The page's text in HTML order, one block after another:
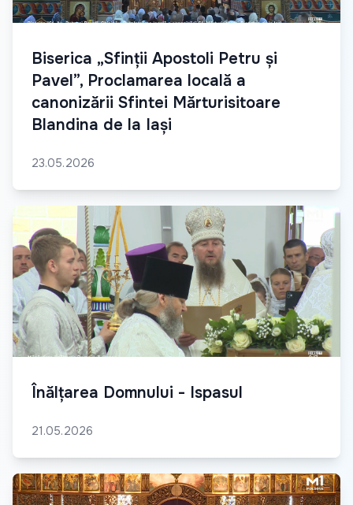
Biserica „Sfinții Apostoli Petru și
Pavel”, Proclamarea locală a
canonizării Sfintei Mărturisitoare
Blandina de la Iași
23.05.2026
Înălțarea Domnului - Ispasul
21.05.2026